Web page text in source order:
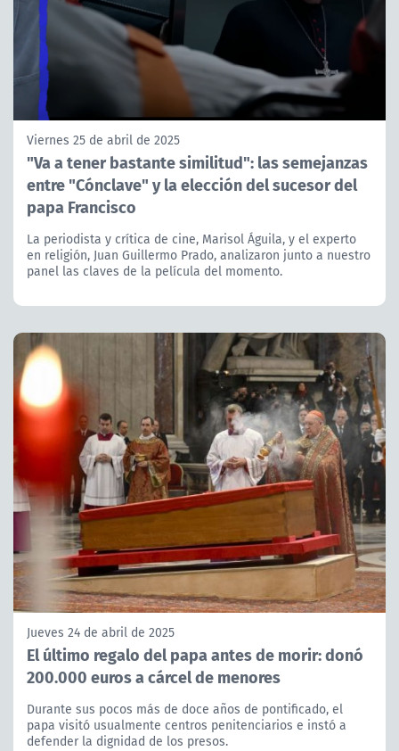
Viernes 25 de abril de 2025
"Va a tener bastante similitud": las semejanzas
entre "Cónclave" y la elección del sucesor del
papa Francisco
La periodista y crítica de cine, Marisol Águila, y el experto
en religión, Juan Guillermo Prado, analizaron junto a nuestro
panel las claves de la película del momento.
Jueves 24 de abril de 2025
El último regalo del papa antes de morir: donó
200.000 euros a cárcel de menores
Durante sus pocos más de doce años de pontificado, el
papa visitó usualmente centros penitenciarios e instó a
defender la dignidad de los presos.